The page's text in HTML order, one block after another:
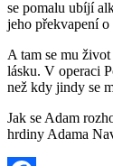
se pomalu ubíjí
jeho překvapení
A tam se mu
lásku. V operaci
než kdy jindy se
Jak se Adam
hrdiny Adama